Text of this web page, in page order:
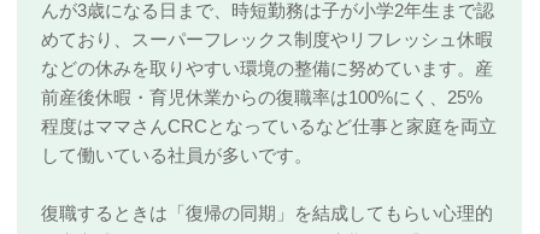
んが3歳になる日まで、時短勤務は子が小学2年生まで認
めており、スーパーフレックス制度やリフレッシュ休暇
などの休みを取りやすい環境の整備に努めています。産
前産後休暇・育児休業からの復職率は100%にく、25%
程度はママさんCRCとなっているなど仕事と家庭を両立
して働いている社員が多いです。
復職するときは「復帰の同期」を結成してもらい心理的